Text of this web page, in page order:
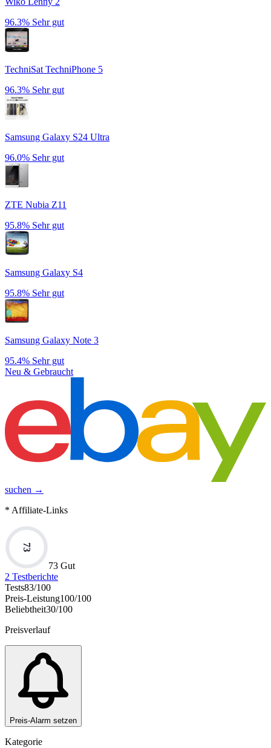
96.3% Sehr gut
TechniSat TechniPhone 5
96.3% Sehr gut
Samsung Galaxy S24 Ultra
96.0% Sehr gut
ZTE Nubia Z11
95.8% Sehr gut
Samsung Galaxy S4
95.8% Sehr gut
Samsung Galaxy Note 3
95.4% Sehr gut
Neu & Gebraucht
suchen →
* Affiliate-Links
73
73 Gut
2 Testberichte
Tests83/100
Preis-Leistung100/100
Beliebtheit30/100
Preisverlauf
Preis-Alarm setzen
Kategorie